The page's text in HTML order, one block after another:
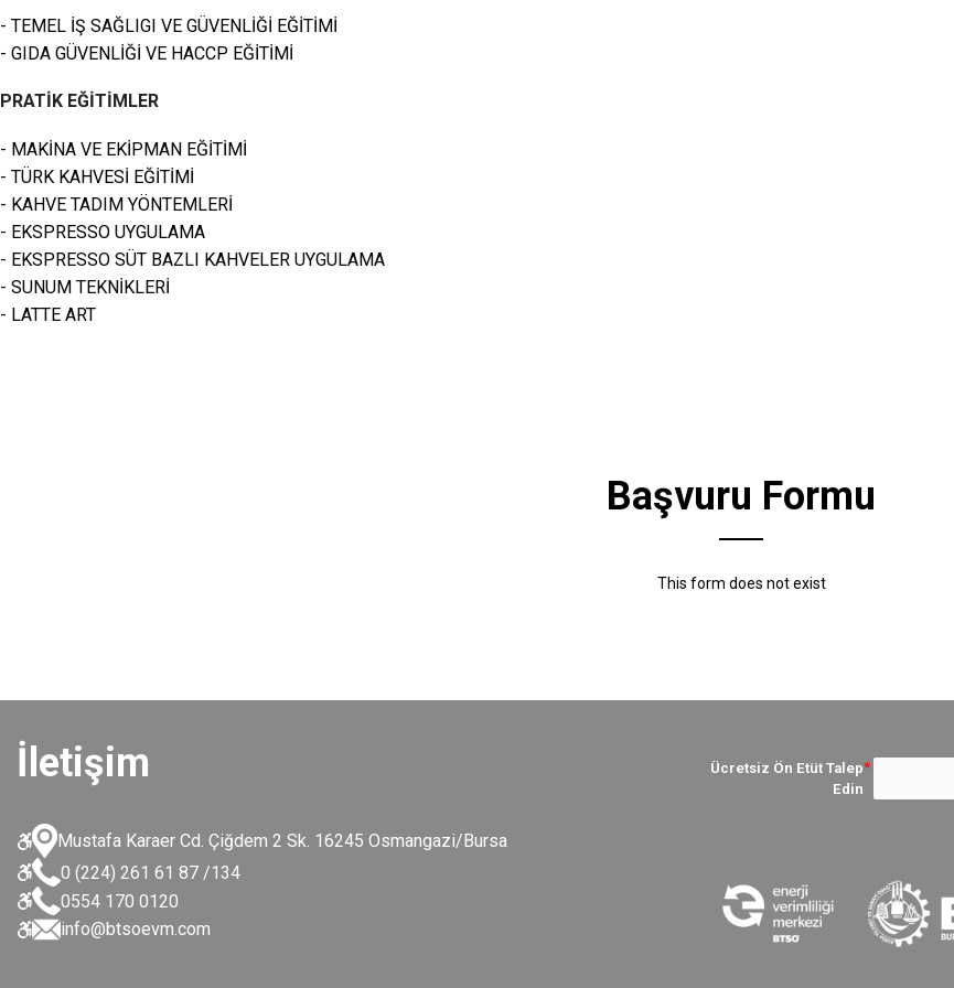
- TEMEL İŞ SAĞLIGI VE GÜVENLİĞİ EĞİTİMİ
- GIDA GÜVENLİĞİ VE HACCP EĞİTİMİ
PRATİK EĞİTİMLER
- MAKİNA VE EKİPMAN EĞİTİMİ
- TÜRK KAHVESİ EĞİTİMİ
- KAHVE TADIM YÖNTEMLERİ
- EKSPRESSO UYGULAMA
- EKSPRESSO SÜT BAZLI KAHVELER UYGULAMA
- SUNUM TEKNİKLERİ
- LATTE ART
Başvuru Formu
This form does not exist
İletişim
Mustafa Karaer Cd. Çiğdem 2 Sk. 16245 Osmangazi/Bursa
0 (224) 261 61 87 /134
0554 170 0120
info@btsoevm.com
Ücretsiz Ön Etüt Talep
Edin